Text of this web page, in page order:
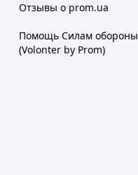
Отзывы о prom.ua
Помощь Силам обороны
(Volonter by Prom)